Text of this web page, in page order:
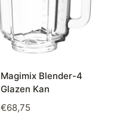
Magimix Blender-4
Glazen Kan
€68,75